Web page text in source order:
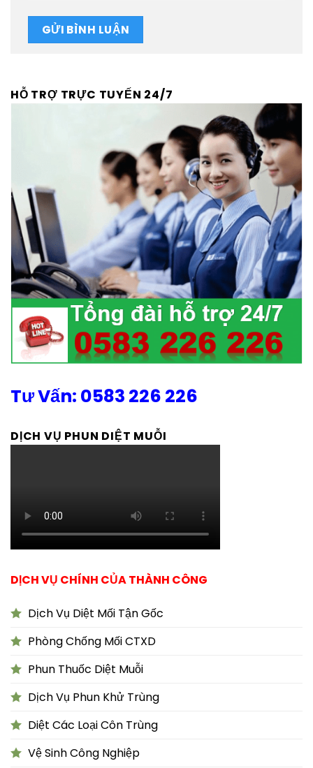
HỖ TRỢ TRỰC TUYẾN 24/7
Tư Vấn: 0583 226 226
DỊCH VỤ PHUN DIỆT MUỖI
DỊCH VỤ CHÍNH CỦA THÀNH CÔNG
Dịch Vụ Diệt Mối Tận Gốc
Phòng Chống Mối CTXD
Phun Thuốc Diệt Muỗi
Dịch Vụ Phun Khử Trùng
Diệt Các Loại Côn Trùng
Vệ Sinh Công Nghiệp